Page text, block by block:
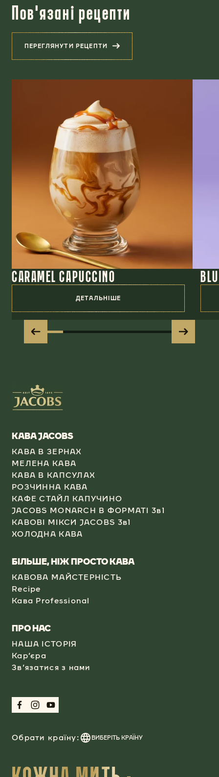
Пов'язані рецепти
ПЕРЕГЛЯНУТИ РЕЦЕПТИ
(ПОВ'ЯЗАНІ РЕЦЕПТИ)
CARAMEL CAPUCCINO
ДЕТАЛЬНІШЕ
КАВА JACOBS​
КАВА В ЗЕРНАХ
МЕЛЕНА КАВА
КАВА В КАПСУЛАХ​
РОЗЧИННА КАВА​
КАФЕ СТАЙЛ КАПУЧИНО​
JACOBS MONARCH В ФОРМАТІ 3в1​
КАВОВІ МІКСИ JACOBS 3в1
ХОЛОДНА КАВА​
БІЛЬШЕ, НІЖ ПРОСТО КАВА
КАВОВА МАЙСТЕРНІСТЬ
Recipe
Кава Professional​
​ПРО НАС
НАША ІСТОРІЯ
Кар’єра
Зв’язатися з нами
Обрати країну: ВИБЕРІТЬ КРАЇНУ